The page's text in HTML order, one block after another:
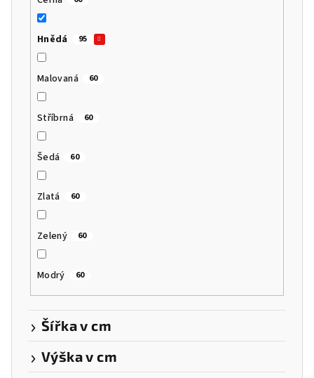
Hnědá 95
Malovaná 60
Stříbrná 60
Šedá 60
Zlatá 60
Zelený 60
Modrý 60
Šířka v cm
Výška v cm